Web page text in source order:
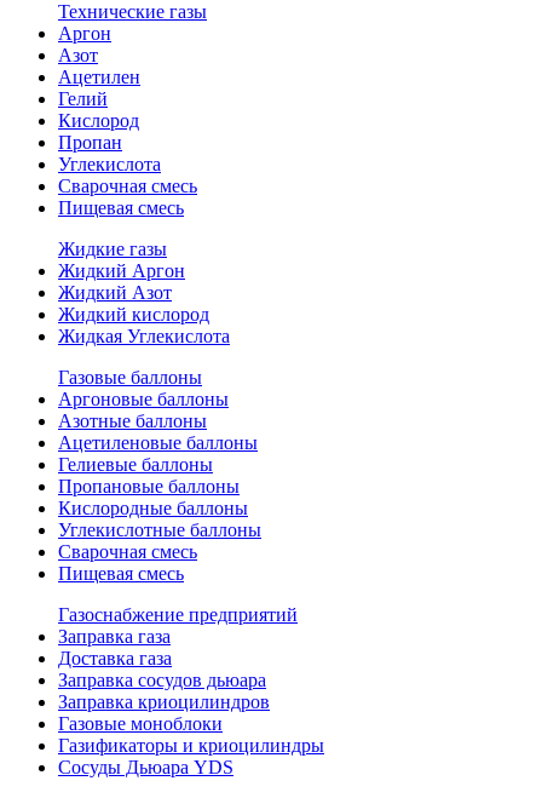
Технические газы
Аргон
Азот
Ацетилен
Гелий
Кислород
Пропан
Углекислота
Сварочная смесь
Пищевая смесь
Жидкие газы
Жидкий Аргон
Жидкий Азот
Жидкий кислород
Жидкая Углекислота
Газовые баллоны
Аргоновые баллоны
Азотные баллоны
Ацетиленовые баллоны
Гелиевые баллоны
Пропановые баллоны
Кислородные баллоны
Углекислотные баллоны
Сварочная смесь
Пищевая смесь
Газоснабжение предприятий
Заправка газа
Доставка газа
Заправка сосудов дьюара
Заправка криоцилиндров
Газовые моноблоки
Газификаторы и криоцилиндры
Сосуды Дьюара YDS